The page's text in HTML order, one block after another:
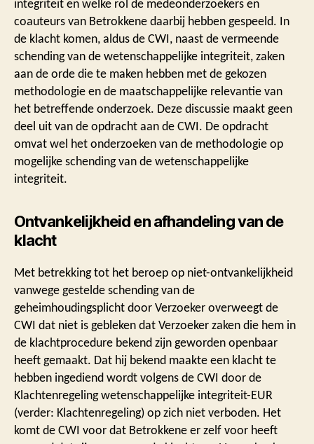
integriteit en welke rol de medeonderzoekers en
coauteurs van Betrokkene daarbij hebben gespeeld. In
de klacht komen, aldus de CWI, naast de vermeende
schending van de wetenschappelijke integriteit, zaken
aan de orde die te maken hebben met de gekozen
methodologie en de maatschappelijke relevantie van
het betreffende onderzoek. Deze discussie maakt geen
deel uit van de opdracht aan de CWI. De opdracht
omvat wel het onderzoeken van de methodologie op
mogelijke schending van de wetenschappelijke
integriteit.
Ontvankelijkheid en afhandeling van de
klacht
Met betrekking tot het beroep op niet-ontvankelijkheid
vanwege gestelde schending van de
geheimhoudingsplicht door Verzoeker overweegt de
CWI dat niet is gebleken dat Verzoeker zaken die hem in
de klachtprocedure bekend zijn geworden openbaar
heeft gemaakt. Dat hij bekend maakte een klacht te
hebben ingediend wordt volgens de CWI door de
Klachtenregeling wetenschappelijke integriteit-EUR
(verder: Klachtenregeling) op zich niet verboden. Het
komt de CWI voor dat Betrokkene er zelf voor heeft